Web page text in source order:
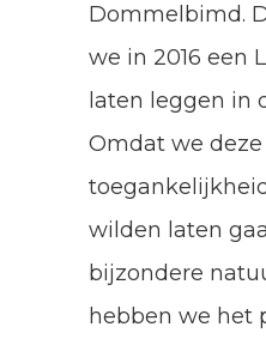
Dommelbimd.
we in 2016 een
laten leggen in
Omdat we deze
wilden laten
bijzondere
hebben we het